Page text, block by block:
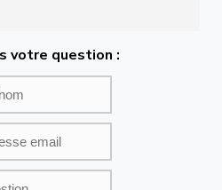
votre question :